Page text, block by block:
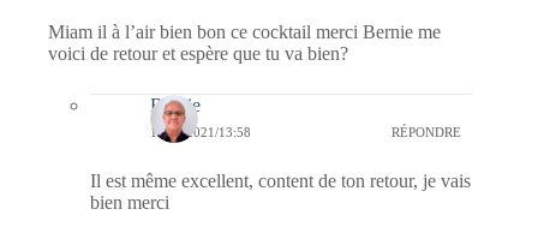
Miam il à l’air bien bon ce cocktail merci Bernie me
voici de retour et espère que tu va bien?
Bernie
13/04/2021/13:58 RÉPONDRE
Il est même excellent, content de ton retour, je vais
bien merci